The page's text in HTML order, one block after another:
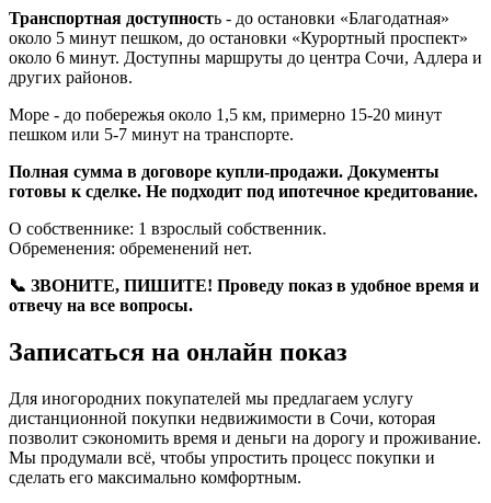
Транспортная доступность - до остановки «Благодатная»
около 5 минут пешком, до остановки «Курортный проспект»
около 6 минут. Доступны маршруты до центра Сочи, Адлера и
других районов.
Море - до побережья около 1,5 км, примерно 15-20 минут
пешком или 5-7 минут на транспорте.
Полная сумма в договоре купли-продажи. Документы
готовы к сделке. Не подходит под ипотечное кредитование.
О собственнике: 1 взрослый собственник.
Обременения: обременений нет.
📞 ЗВОНИТЕ, ПИШИТЕ! Проведу показ в удобное время и
отвечу на все вопросы.
Записаться на онлайн показ
Для иногородних покупателей мы предлагаем услугу
дистанционной покупки недвижимости в Сочи, которая
позволит сэкономить время и деньги на дорогу и проживание.
Мы продумали всё, чтобы упростить процесс покупки и
сделать его максимально комфортным.